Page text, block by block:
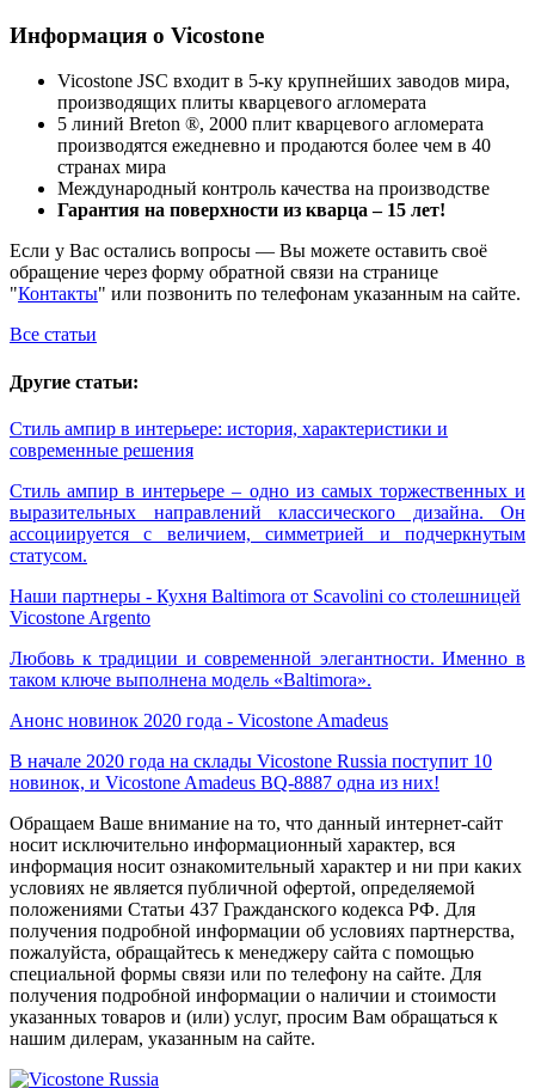
Информация о Vicostone
Vicostone JSC входит в 5-ку крупнейших заводов мира,
производящих плиты кварцевого агломерата
5 линий Breton ®, 2000 плит кварцевого агломерата
производятся ежедневно и продаются более чем в 40
странах мира
Международный контроль качества на производстве
Гарантия на поверхности из кварца – 15 лет!
Если у Вас остались вопросы — Вы можете оставить своё
обращение через форму обратной связи на странице
"Контакты" или позвонить по телефонам указанным на сайте.
Все статьи
Другие статьи:
Стиль ампир в интерьере: история, характеристики и
современные решения
Стиль ампир в интерьере – одно из самых торжественных и
выразительных направлений классического дизайна. Он
ассоциируется с величием, симметрией и подчеркнутым
статусом.
Наши партнеры - Кухня Baltimora от Scavolini со столешницей
Vicostone Argento
Любовь к традиции и современной элегантности. Именно в
таком ключе выполнена модель «Baltimora».
Анонс новинок 2020 года - Vicostone Amadeus
В начале 2020 года на склады Vicostone Russia поступит 10
новинок, и Vicostone Amadeus BQ-8887 одна из них!
Обращаем Ваше внимание на то, что данный интернет-сайт
носит исключительно информационный характер, вся
информация носит ознакомительный характер и ни при каких
условиях не является публичной офертой, определяемой
положениями Статьи 437 Гражданского кодекса РФ. Для
получения подробной информации об условиях партнерства,
пожалуйста, обращайтесь к менеджеру сайта с помощью
специальной формы связи или по телефону на сайте. Для
получения подробной информации о наличии и стоимости
указанных товаров и (или) услуг, просим Вам обращаться к
нашим дилерам, указанным на сайте.